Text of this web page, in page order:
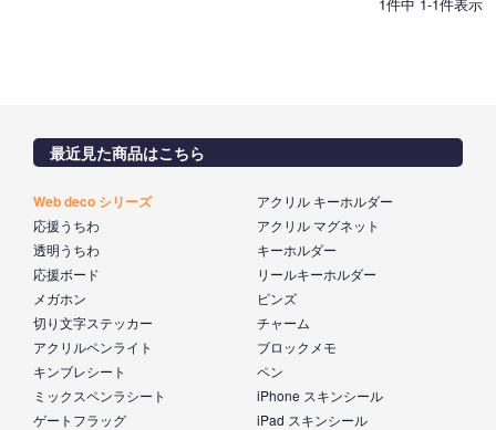
最近見た商品はこちら
Web deco シリーズ
応援うちわ
透明うちわ
応援ボード
メガホン
切り文字ステッカー
アクリルペンライト
キンブレシート
ミックスペンラシート
ゲートフラッグ
アクリル キーホルダー
アクリル マグネット
キーホルダー
リールキーホルダー
ピンズ
チャーム
ブロックメモ
ペン
iPhone スキンシール
iPad スキンシール